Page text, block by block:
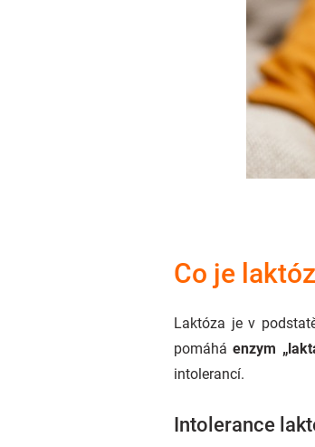
Co je
Laktóza je v
pomáháenzym
intolerancí.
Intolerance